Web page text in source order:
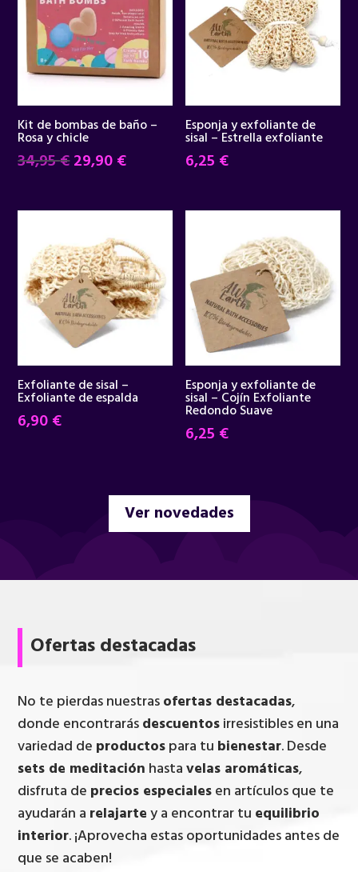
Kit de bombas de baño –
Rosa y chicle
34,95€El
34,95 €.
29,90€El
29,90 €.
Esponja y exfoliante de
sisal – Estrella exfoliante
6,25 €
Exfoliante de sisal –
Exfoliante de espalda
6,90€
Esponja y exfoliante de
sisal – Cojín Exfoliante
Redondo Suave
6,25 €
Ver novedades
Ofertas destacadas
No te pierdas nuestrasofertas destacadas,
donde encontrarásdescuentosirresistibles en una
variedad de productospara tu bienestar. Desde
sets de meditación hastavelas aromáticas,
disfruta de precios especialesen artículos que te
ayudarán a relajartey a encontrar tu equilibrio
interior. ¡Aprovecha estas oportunidades antes de
que se acaben!